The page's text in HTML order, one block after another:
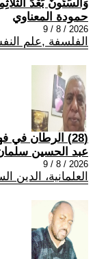
وَالسِّتُّونَ بَعْدَ
حمودة المعناوي
2026 / 8 / 9
الفلسفة ,علم
(28) الرطان في فهم القران.....7
عبد الحسين
2026 / 8 / 9
العلمانية، الدين